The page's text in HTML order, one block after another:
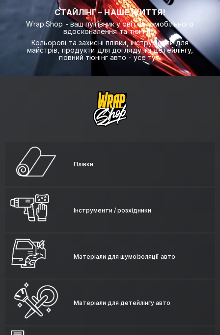
СТАЙЛІНГ – НАШЕ ЖИТТЯ!
Wrap.Shop - ваш путівник у світ автомобільного
вдосконалення та тюнінгу.
Кольорові та захисні плівки, інструменти для
майстрів, продукти для догляду та детейлінгу,
повний тюнінг авто - усе тут.
Плівки
Інструменти / розхідники
Матеріали для шумоізоляції авто
Матеріали для детейлінгу авто